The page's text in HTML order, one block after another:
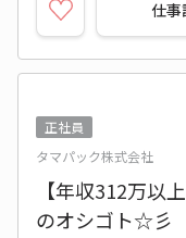
仕
正社員
タマパック株式会社
【年収312万以
のオシゴト☆彡